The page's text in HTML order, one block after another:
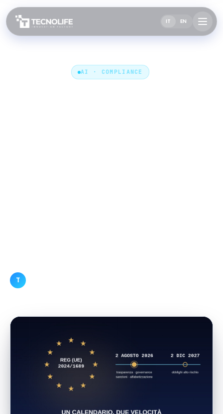
IT EN
AI · COMPLIANCE
T